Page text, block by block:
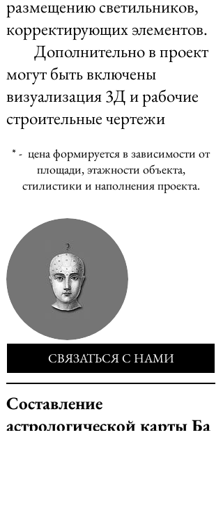
размещению светильников,
корректирующих элементов.
Дополнительно в проект
могут быть включены
визуализация 3Д и рабочие
строительные чертежи
* - цена формируется в зависимости от
площади, этажности объекта,
стилистики и наполнения проекта.
СВЯЗАТЬСЯ С НАМИ
Составление
астрологической карты Ба